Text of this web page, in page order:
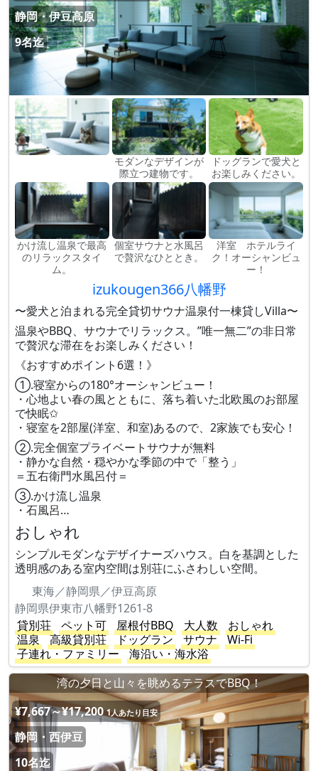
静岡・伊豆高原
9名迄
モダンなデザインが
際立つ建物です。
ドッグランで愛犬と
お楽しみください。
かけ流し温泉で最高
のリラックスタイ
ム。
個室サウナと水風呂
で贅沢なひととき。
洋室 ホテルライ
ク！オーシャンビュ
ー！
izukougen366八幡野
〜愛犬と泊まれる完全貸切サウナ温泉付一棟貸しVilla〜
温泉やBBQ、サウナでリラックス。”唯一無二”の非日常
で贅沢な滞在をお楽しみください！
《おすすめポイント6選！》
①.寝室からの180°オーシャンビュー！
・心地よい春の風とともに、落ち着いた北欧風のお部屋
で快眠✩
・寝室を2部屋(洋室、和室)あるので、2家族でも安心！
②.完全個室プライベートサウナが無料
・静かな自然・穏やかな季節の中で「整う」
＝五右衛門水風呂付＝
③.かけ流し温泉
・石風呂…
おしゃれ
シンプルモダンなデザイナーズハウス。白を基調とした
透明感のある室内空間は別荘にふさわしい空間。
東海／静岡県／伊豆高原
静岡県伊東市八幡野1261-8
貸別荘
ペット可 屋根付BBQ 大人数
おしゃれ
温泉
高級貸別荘 ドッグラン サウナ
Wi-Fi
子連れ・ファミリー
海沿い・海水浴
湾の夕日と山々を眺めるテラスでBBQ！
¥7,667～¥17,200 1人あたり目安
静岡・西伊豆
10名迄